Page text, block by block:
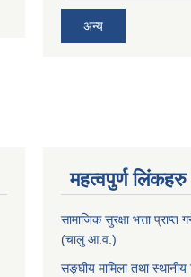
अन्य
महत्वपुर्ण लिंकहरु
सामाजिक सुरक्षा भत्ता प्राप्त
(चालु आ.व.)
सङ्घीय मामिला तथा स्थानीय